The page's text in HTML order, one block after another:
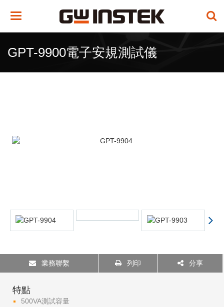
Toggle
GPT-9900電子安規測試儀
業務聯繫 列印 分享
特點
500VA測試容量